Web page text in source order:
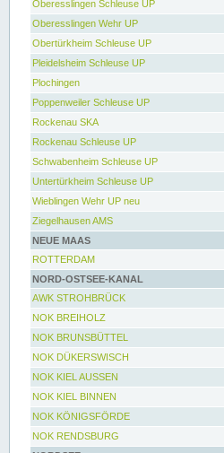
Oberesslingen Schleuse UP
Oberesslingen Wehr UP
Obertürkheim Schleuse UP
Pleidelsheim Schleuse UP
Plochingen
Poppenweiler Schleuse UP
Rockenau SKA
Rockenau Schleuse UP
Schwabenheim Schleuse UP
Untertürkheim Schleuse UP
Wieblingen Wehr UP neu
Ziegelhausen AMS
NEUE MAAS
ROTTERDAM
NORD-OSTSEE-KANAL
AWK STROHBRÜCK
NOK BREIHOLZ
NOK BRUNSBÜTTEL
NOK DÜKERSWISCH
NOK KIEL AUSSEN
NOK KIEL BINNEN
NOK KÖNIGSFÖRDE
NOK RENDSBURG